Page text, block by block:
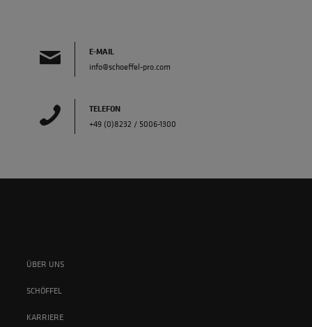
E-MAIL
info@schoeffel-pro.com
TELEFON
+49 (0)8232 / 5006-1300
ÜBER UNS
SCHÖFFEL
KARRIERE